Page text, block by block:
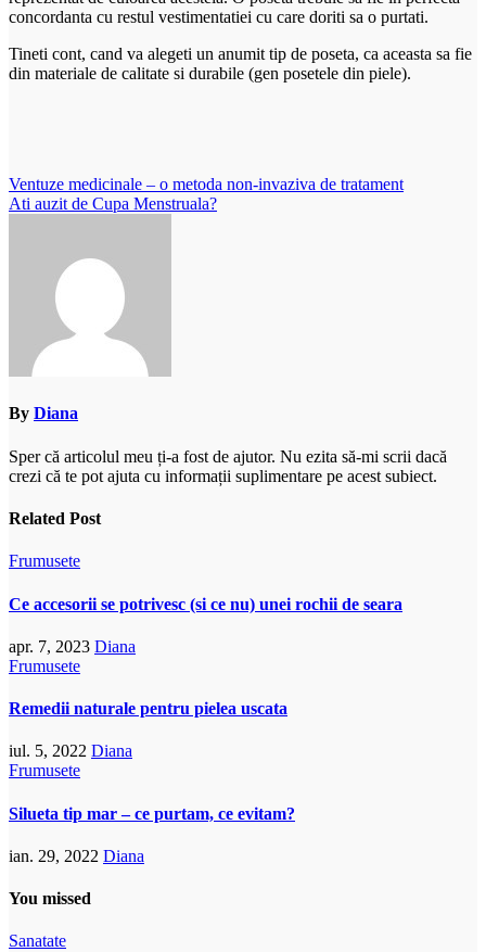
concordanta cu restul vestimentatiei cu care doriti sa o purtati.
Tineti cont, cand va alegeti un anumit tip de poseta, ca aceasta sa fie
din materiale de calitate si durabile (gen posetele din piele).
Navigare
în
Ventuze medicinale – o metoda non-invaziva de tratament
Ati auzit de Cupa Menstruala?
By Diana
Sper că articolul meu ți-a fost de ajutor. Nu ezita să-mi scrii dacă
crezi că te pot ajuta cu informații suplimentare pe acest subiect.
Related Post
Frumusete
Ce accesorii se potrivesc (si ce nu) unei rochii de seara
apr. 7, 2023 Diana
Frumusete
Remedii naturale pentru pielea uscata
iul. 5, 2022 Diana
Frumusete
Silueta tip mar – ce purtam, ce evitam?
ian. 29, 2022 Diana
You missed
Sanatate